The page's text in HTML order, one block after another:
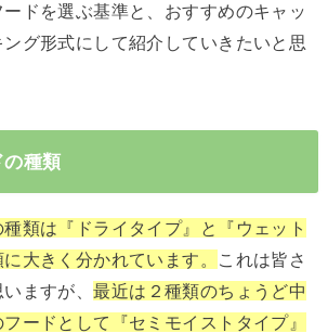
ドを選ぶ基準と、おすすめのキャッ
ング形式にして紹介していきたいと思
の種類
類は『ドライタイプ』と『ウェット
大きく分かれています。
これは皆さ
いますが、最近は２種類のちょうど中
ードとして『セミモイストタイプ』